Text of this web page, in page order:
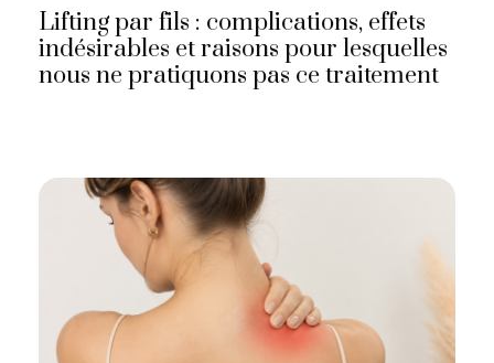
Lifting par fils : complications, effets
indésirables et raisons pour lesquelles
nous ne pratiquons pas ce traitement